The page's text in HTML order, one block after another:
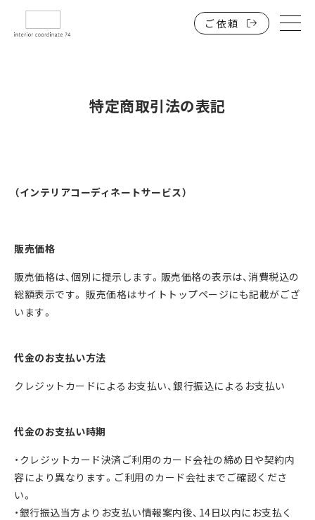
HOME
オンラインインテリアコーディネート74は
LINEやメールでインテリアコーディネート
コーディネートでご提案する家具はイケア、
ニトリ、楽天、大塚家具など国内外全てのアイテムが対象となり
ます。
友達追加の上、依頼ください
フォームでのご依頼
ご依頼
特定商取引法の表記
（インテリアコーディネートサービス）
販売価格
販売価格は、個別に提⽰します。販売価格の表⽰は、消費税込の
総額表⽰です。 販売価格はサイトトップページにも記載がござ
います。
代⾦のお⽀払い⽅法
クレジットカードによるお支払い、銀⾏振込によるお⽀払い
代⾦のお⽀払い時期
・クレジットカード決済ご利⽤のカード会社の締め⽇や契約内
容により異なります。ご利⽤のカード会社までご確認くださ
い。
・銀⾏振込当方よりお⽀払い情報案内後、14⽇以内にお⽀払く